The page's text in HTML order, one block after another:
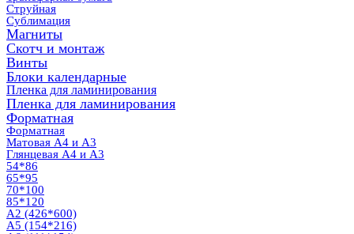
Струйная
Сублимация
Магниты
Скотч и монтаж
Винты
Блоки календарные
Пленка для ламинирования
Пленка для ламинирования
Форматная
Форматная
Матовая А4 и А3
Глянцевая А4 и А3
54*86
65*95
70*100
85*120
А2 (426*600)
А5 (154*216)